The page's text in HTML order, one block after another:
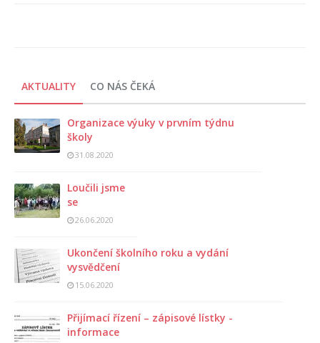
AKTUALITY CO NÁS ČEKÁ
Organizace výuky v prvním týdnu
školy
31.08.2020
Loučili jsme
se
26.06.2020
Ukončení školního roku a vydání
vysvědčení
15.06.2020
Přijímací řízení – zápisové lístky -
informace